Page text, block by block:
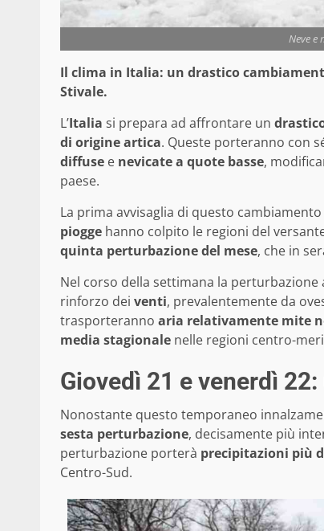
Neve e
Il clima in Italia: un drastico
Stivale.
L’Italia si prepara ad affrontare un
di origine artica. Queste porteranno con
diffuse e nevicate a quote basse,
paese.
La prima avvisaglia di questo
piogge hanno colpito le regioni del
quinta perturbazione del mese, che in
Nel corso della settimana la
rinforzo dei venti, prevalentemente da
trasporteranno aria relativamente mite
media stagionale nelle regioni centro-
Giovedì 21 e venerdì
Nonostante questo temporaneo
sesta perturbazione, decisamente più
perturbazione porterà precipitazioni più
Centro-Sud.